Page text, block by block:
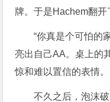
牌。于是Hachem翻开
“你真是个可怕的
亮出自己AA。桌上的
惊和难以置信的表情。
不久之后，泡沫